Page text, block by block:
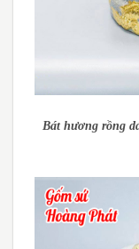
Bát hương rồng